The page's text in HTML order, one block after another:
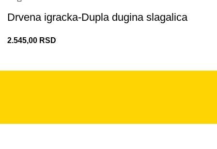
Drvena igracka-Dupla dugina slagalica
2.545,00 RSD